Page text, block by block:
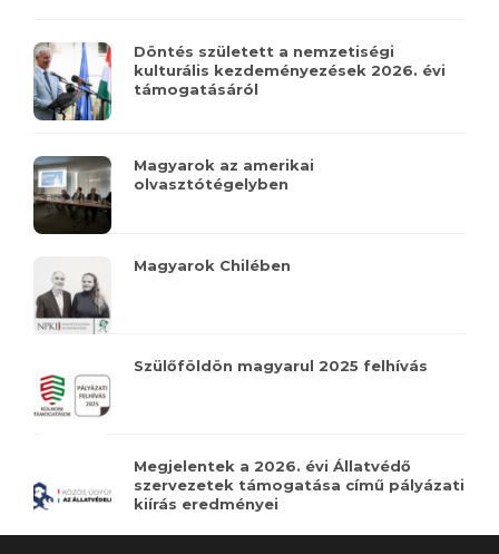
Döntés született a nemzetiségi
kulturális kezdeményezések 2026. évi
támogatásáról
Magyarok az amerikai
olvasztótégelyben
Magyarok Chilében
Szülőföldön magyarul 2025 felhívás
Megjelentek a 2026. évi Állatvédő
szervezetek támogatása című pályázati
kiírás eredményei